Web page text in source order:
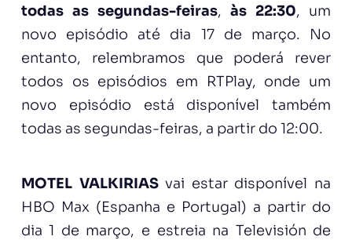
todas as segundas-feiras, às 22:30, um
novo episódio até dia 17 de março. No
entanto, relembramos que poderá rever
todos os episódios em RTPlay, onde um
novo episódio está disponível também
todas as segundas-feiras, a partir do 12:00.
MOTEL VALKIRIASvai estar disponível na
HBO Max (Espanha e Portugal) a partir do
dia 1 de março, e estreia na Televisión de